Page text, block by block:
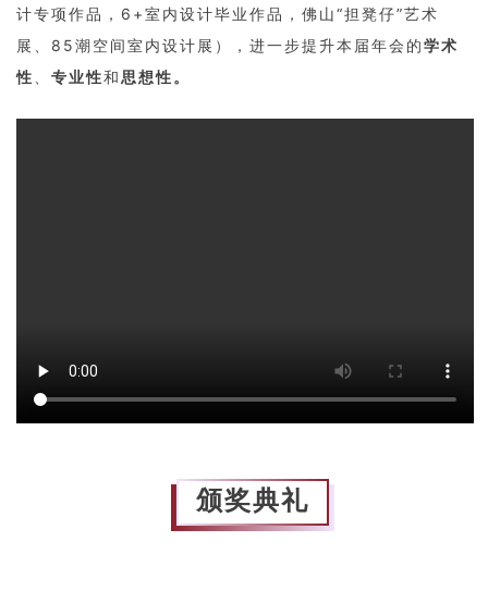
计专项作品，6+室内设计毕业作品，佛山“担凳仔”艺术
展、85潮空间室内设计展），进一步提升本届年会的学术
性
专业性和思想性。
颁奖典礼